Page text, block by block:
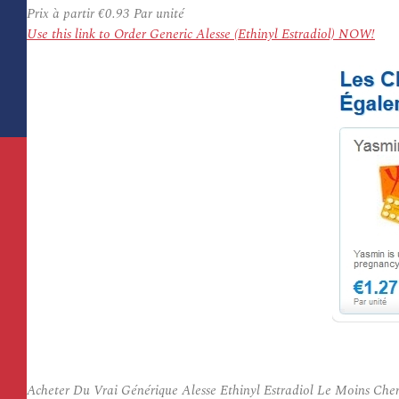
Prix à partir€0.93 Par unité
Use this link to Order Generic Alesse (Ethinyl Estradiol) NOW!
Acheter Du Vrai Générique Alesse Ethinyl Estradiol Le Moins Cher